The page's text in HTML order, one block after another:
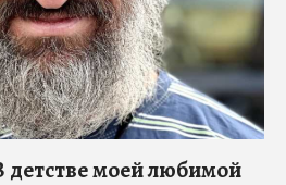
моей любимой